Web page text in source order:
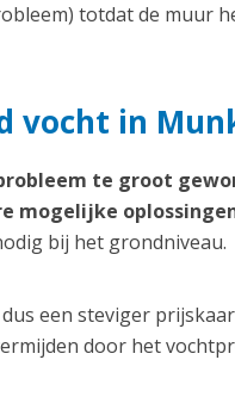
totdat de muur
vocht in
te groot
mogelijke
bij het grondniveau.
een steviger
door het